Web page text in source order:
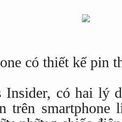
có thiết kế pin
Insider, có hai lý
trên smartphone